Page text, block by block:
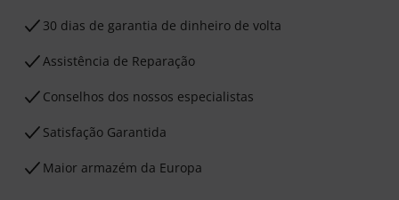
30 dias de garantia de dinheiro de volta
Assistência de Reparação
Conselhos dos nossos especialistas
Satisfação Garantida
Maior armazém da Europa